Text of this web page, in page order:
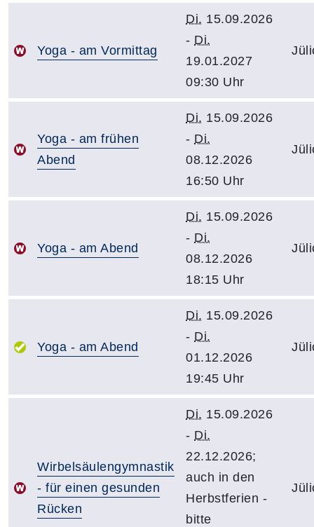
Yoga - am Vormittag
Di. 15.09.2026
- Di.
19.01.2027
09:30 Uhr
Yoga - am frühen
Abend
Di. 15.09.2026
- Di.
08.12.2026
16:50 Uhr
Yoga - am Abend
Di. 15.09.2026
- Di.
08.12.2026
18:15 Uhr
Yoga - am Abend
Di. 15.09.2026
- Di.
01.12.2026
19:45 Uhr
Wirbelsäulengymnastik
- für einen gesunden
Rücken
Di. 15.09.2026
- Di.
22.12.2026;
auch in den
Herbstferien -
bitte